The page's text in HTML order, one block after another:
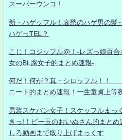
スーパーウンコ！
新・ハゲッフル！哀愁のハゲ男の髪
ハゲっTEL？
こじ！コジッフル@！-レズっ娘百
女のBL腐女子的まとめ速報-
何だ！何が？真・シロッフル！
ニート的まとめ速報！一生童貞上等
男装スケバン女子！スケッフルまっ
きっ!！ビー玉のおいぬさん的まと
しろ動画まで取り上げまっくす